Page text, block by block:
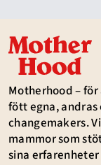
Motherhood –
fött egna,
changemakers.
mammor som
sina